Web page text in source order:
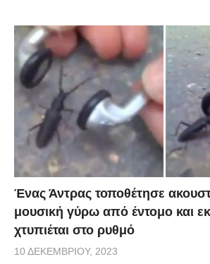
Ένας Άντρας τοποθέτησε
μουσική γύρω από έντομο και
χτυπιέται στο ρυθμό
10 ΔΕΚΕΜΒΡΊΟΥ, 2023